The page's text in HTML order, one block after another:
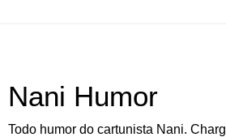
Nani Humor
Todo humor do cartunista Nani.